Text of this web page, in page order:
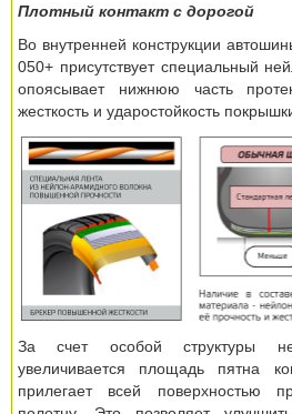
Плотный контакт с дорогой
Во внутренней конструкции
050+ присутствует специальный
опоясывает нижнюю часть
жесткость и ударостойкость
За счет особой структуры
увеличивается площадь пятна
прилегает всей поверхностью